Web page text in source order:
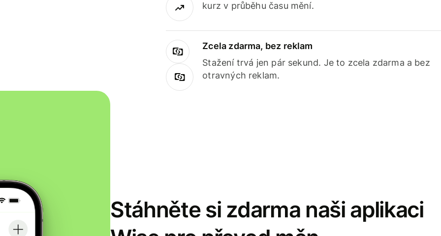
kurz v průběhu času mění.
Zcela zdarma, bez reklam
Stažení trvá jen pár sekund. Je to zcela zdarma a bez
otravných reklam.
Stáhněte si zdarma naši aplikaci